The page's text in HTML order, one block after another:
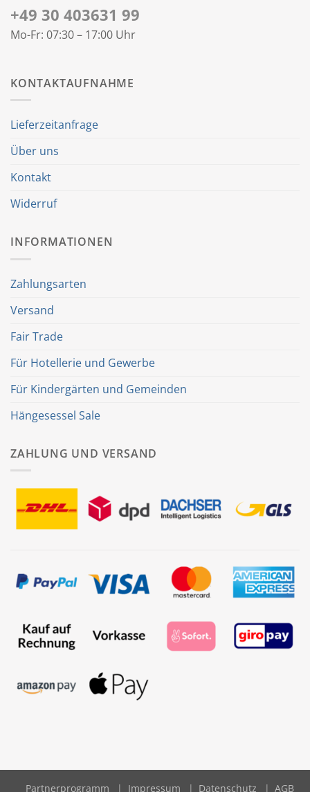
+49 30 403631 99
Mo-Fr: 07:30 – 17:00 Uhr
KONTAKTAUFNAHME
Lieferzeitanfrage
Über uns
Kontakt
Widerruf
INFORMATIONEN
Zahlungsarten
Versand
Fair Trade
Für Hotellerie und Gewerbe
Für Kindergärten und Gemeinden
Hängesessel Sale
ZAHLUNG UND VERSAND
Partnerprogramm Impressum Datenschutz AGB